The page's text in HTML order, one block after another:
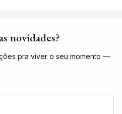
novidades?
pra viver o seu momento —